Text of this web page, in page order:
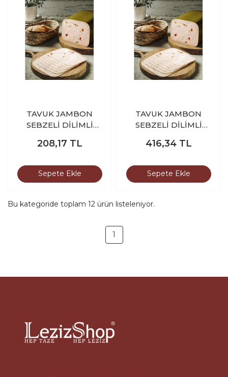
TAVUK JAMBON
SEBZELİ DİLİMLİ
208,17 TL
Sepete Ekle
TAVUK JAMBON
SEBZELİ DİLİMLİ
416,34 TL
Sepete Ekle
Bu kategoride toplam 12 ürün listeleniyor.
1